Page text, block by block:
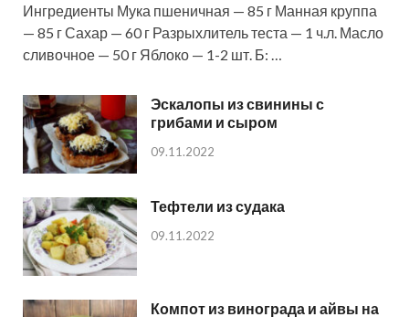
Ингредиенты Мука пшеничная — 85 г Манная круппа
— 85 г Сахар — 60 г Разрыхлитель теста — 1 ч.л. Масло
сливочное — 50 г Яблоко — 1-2 шт. Б: …
Эскалопы из свинины с
грибами и сыром
09.11.2022
Тефтели из судака
09.11.2022
Компот из винограда и айвы на